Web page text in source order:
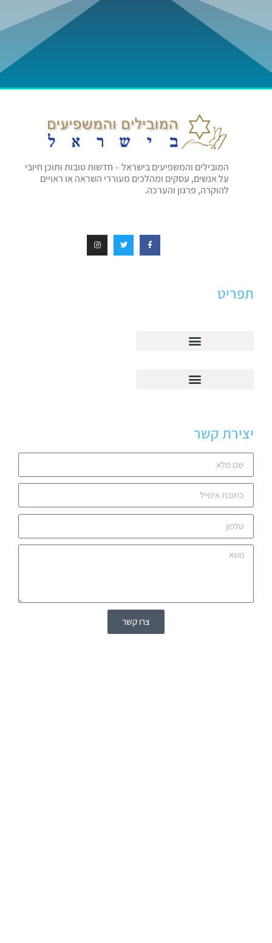
המובילים והמשפיעים בישראל – חדשות טובות ותוכן חיובי
על אנשים, עסקים ומהלכים מעוררי השראה או ראויים
להוקרה, פרגון והערכה.
תפריט
יצירת קשר
צרו קשר